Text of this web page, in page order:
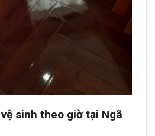
sinh theo giờ tại Ngã